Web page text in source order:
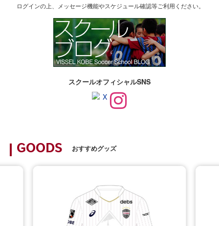
ログインの上、メッセージ機能やスケジュール確認等ご利用ください。
スクールオフィシャルSNS
GOODS おすすめグッズ